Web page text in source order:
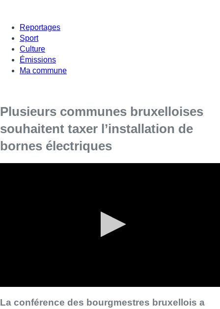
Reportages
Sport
Culture
Émissions
Ma commune
Plusieurs communes bruxelloises
souhaitent taxer l’installation de
bornes électriques
La conférence des bourgmestres bruxellois a